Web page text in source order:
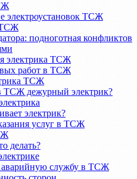
электроустановок ТСЖ
ТСЖ
подноготная конфликтов
электрика ТСЖ
работ в ТСЖ
ТСЖ
ТСЖ дежурный электрик?
электрик?
услуг в ТСЖ
делать?
аварийную службу в ТСЖ